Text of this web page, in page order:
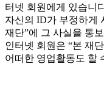
터넷 회원에게 있습니
자신의 ID가 부정하게
재단”에 그 사실을 통
인터넷 회원은 “본 재
어떠한 영업활동도 할